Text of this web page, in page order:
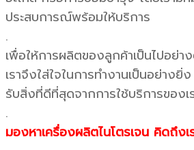
ประสบการณ์พร้อมให้บริการ
.
เพื่อให้การผลิตของลูกค้าเป็นไปอย่า
เราจึงใส่ใจในการทำงานเป็นอย่างยิ่
รับสิ่งที่ดีที่สุดจากการใช้บริการของเ
.
มองหาเครื่องผลิตไนโตรเจน คิดถึงเ